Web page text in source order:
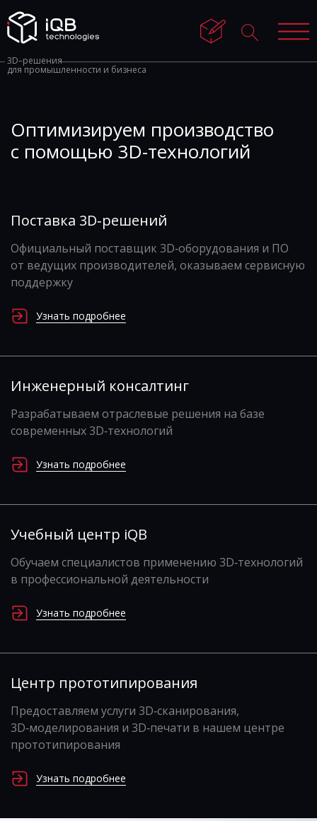
3D–решения
для промышленности и бизнеса
Оптимизируем производство
с помощью 3D-технологий
Поставка 3D‑решений
Официальный поставщик 3D‑оборудования и ПО
от ведущих производителей, оказываем сервисную
поддержку
Узнать подробнее
Инженерный консалтинг
Разрабатываем отраслевые решения на базе
современных 3D‑технологий
Узнать подробнее
Учебный центр iQB
Обучаем специалистов применению 3D‑технологий
в профессиональной деятельности
Узнать подробнее
Центр прототипирования
Предоставляем услуги 3D‑сканирования,
3D‑моделирования и 3D‑печати в нашем центре
прототипирования
Узнать подробнее